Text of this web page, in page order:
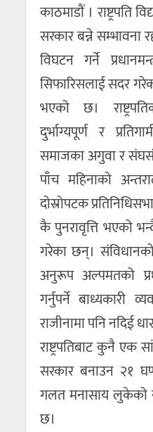
काठमाडाैं । राष्ट्रपति
सरकार बन्ने सम्भावना
विघटन गर्ने
सिफारिसलाई सदर
भएको छ।
दुर्भाग्यपूर्ण र
समाजका अगुवा र
पाँच महिनाको
दोस्रोपटक
कै पुनरावृत्ति भएको
गरेका छन्।
अनुरूप अल्पमतको
गर्नुपर्ने बाध्यकारी
राजीनामा पनि नदिई
राष्ट्रपतिबाट कुनै एक
सरकार बनाउन २१
गलत मनासाय लुकेको
छ।